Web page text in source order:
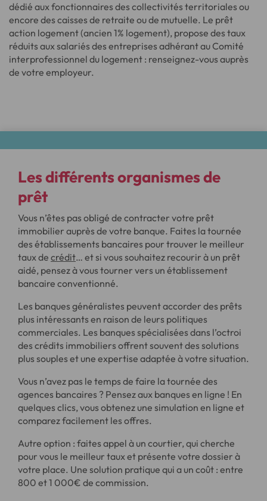
dédié aux fonctionnaires des collectivités territoriales ou
encore des caisses de retraite ou de mutuelle. Le prêt
action logement (ancien 1% logement), propose des taux
réduits aux salariés des entreprises adhérant au Comité
interprofessionnel du logement : renseignez-vous auprès
de votre employeur.
Les différentsorganismes de
prêt
Vous n’êtes pas obligé de contracter votre prêt
immobilier auprès de votre banque. Faites la tournée
des établissements bancaires pour trouver le meilleur
taux de crédit… et si vous souhaitez recourir à un prêt
aidé, pensez à vous tourner vers un établissement
bancaire conventionné.
Les banques généralistes peuvent accorder des prêts
plus intéressants en raison de leurs politiques
commerciales. Les banques spécialisées dans l’octroi
des crédits immobiliers offrent souvent des solutions
plus souples et une expertise adaptée à votre situation.
Vous n’avez pas le temps de faire la tournée des
agences bancaires ? Pensez aux banques en ligne ! En
quelques clics, vous obtenez une simulation en ligne et
comparez facilement les offres.
Autre option : faites appel à un courtier, qui cherche
pour vous le meilleur taux et présente votre dossier à
votre place. Une solution pratique qui a un coût : entre
800 et 1 000€ de commission.